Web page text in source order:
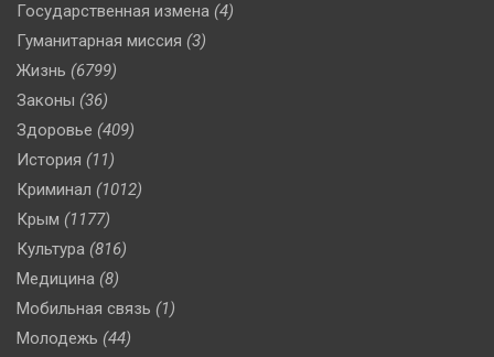
Государственная измена (4)
Гуманитарная миссия (3)
Жизнь (6799)
Законы (36)
Здоровье (409)
История (11)
Криминал (1012)
Крым (1177)
Культура (816)
Медицина (8)
Мобильная связь (1)
Молодежь (44)